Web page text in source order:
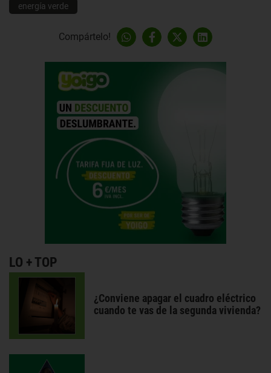
energía verde
Compártelo!
LO + TOP
¿Conviene apagar el cuadro eléctrico
cuando te vas de la segunda vivienda?